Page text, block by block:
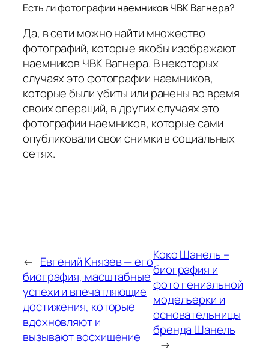
Есть ли фотографии наемников ЧВК Вагнера?
Да, в сети можно найти множество
фотографий, которые якобы изображают
наемников ЧВК Вагнера. В некоторых
случаях это фотографии наемников,
которые были убиты или ранены во время
своих операций, в других случаях это
фотографии наемников, которые сами
опубликовали свои снимки в социальных
сетях.
← Евгений Князев — его
биография, масштабные
успехи и впечатляющие
достижения, которые
вдохновляют и
вызывают восхищение
Коко Шанель –
биография и
фото гениальной
модельерки и
основательницы
бренда Шанель
→